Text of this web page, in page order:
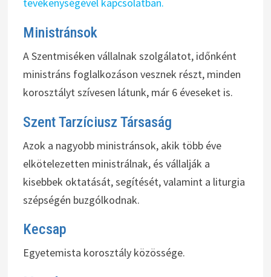
Ministránsok
A Szentmiséken vállalnak szolgálatot, időnként
ministráns foglalkozáson vesznek részt, minden
korosztályt szívesen látunk, már 6 éveseket is.
Szent Tarzíciusz Társaság
Azok a nagyobb ministránsok, akik több éve
elkötelezetten ministrálnak, és vállalják a
kisebbek oktatását, segítését, valamint a liturgia
szépségén buzgólkodnak.
Kecsap
Egyetemista korosztály közössége.